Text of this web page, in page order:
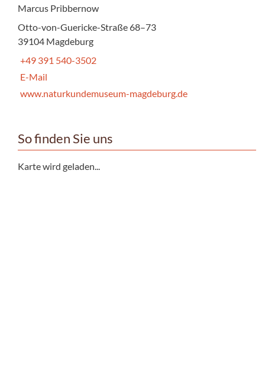
Marcus Pribbernow
Otto-von-Guericke-Straße 68–73
39104 Magdeburg
+49 391 540-3502
E-Mail
www.naturkundemuseum-magdeburg.de
So finden Sie uns
Karte wird geladen...